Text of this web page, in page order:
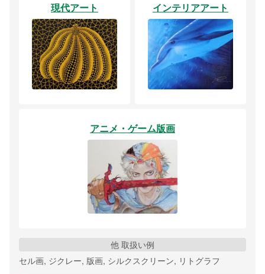
現代アート インテリアアート
アニメ・ゲーム版画
他 取扱い例
セル画, ジクレー, 版画, シルクスクリーン, リトグラフ